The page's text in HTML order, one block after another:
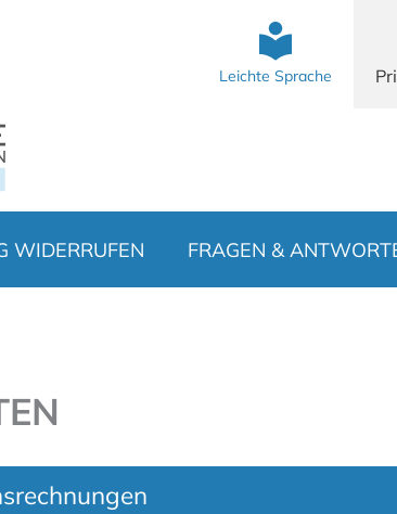
Leichte Sprache
WIDERRUFEN FRAGEN &